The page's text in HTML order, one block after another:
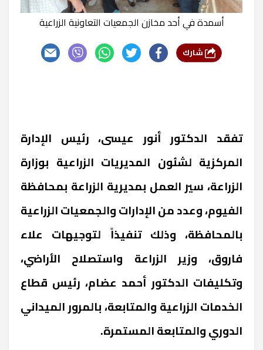
أسمدة في أحد مخازن الجمعيات التعاونية الزراعية
تفقد الدكتور أنور عيسى، رئيس الإدارة
المركزية لشئون المديريات الزراعية بوزارة
الزراعة، سير العمل بمديرية الزراعة بمحافظة
الفيوم، وعدد من الإدارات والجمعيات الزراعية
بالمحافظة، وذلك تنفيذاً لتوجيهات علاء
فاروق، وزير الزراعة واستصلاح الأراضي،
وتكليفات الدكتور أحمد عضام، رئيس قطاع
الخدمات الزراعية والمتابعة، بالمرور الميداني
الدوري والمتابعة المستمرة.